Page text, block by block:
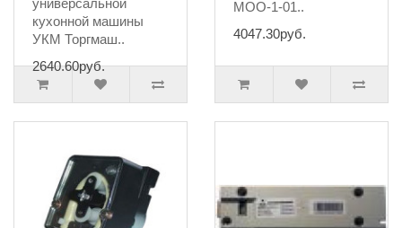
универсальной
кухонной машины
УКМ Торгмаш..
2640.60руб.
МОО-1-01..
4047.30руб.